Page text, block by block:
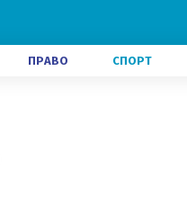
ПРАВО СПОРТ